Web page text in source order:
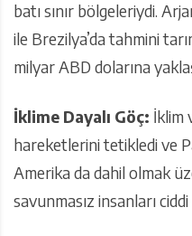
batı sınır bölgeleriydi.
ile Brezilya’da tahmini
milyar ABD dolarına
İklime Dayalı Göç: İklim
hareketlerini tetikledi ve
Amerika da dahil olmak
savunmasız insanları